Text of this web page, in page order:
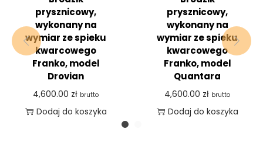
prysznicowy,
wykonany na
wymiar ze spieku
kwarcowego
Franko, model
Drovian
4,600.00 zł brutto
Dodaj do koszyka
prysznicowy,
wykonany na
wymiar ze spieku
kwarcowego
Franko, model
Quantara
4,600.00 zł brutto
Dodaj do koszyka